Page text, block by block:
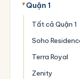
Quận 1
Tất cả Quận 1
Soho
Terra Royal
Zenity